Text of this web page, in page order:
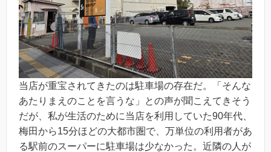
当店が重宝されてきたのは駐車場の存在だ。「そんな
あたりまえのことを言うな」との声が聞こえてきそう
だが、私が生活のために当店を利用していた90年代、
梅田から15分ほどの大都市圏で、万単位の利用者があ
る駅前のスーパーに駐車場は少なかった。近隣の人が